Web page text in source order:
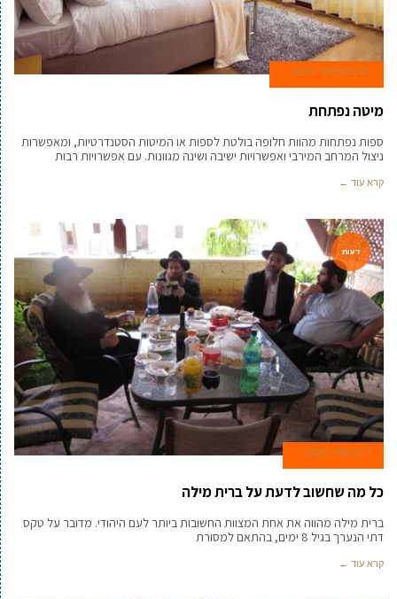
26 בפברואר 2024
מיטה נפתחת
ספות נפתחות מהוות חלופה בולטת לספות או המיטות הסטנדרטיות, ומאפשרות
ניצול המרחב המירבי ואפשרויות ישיבה ושינה מגוונות. עם אפשרויות רבות
קרא עוד ←
דעות
21 בינואר 2024
כל מה שחשוב לדעת על ברית מילה
ברית מילה מהווה את אחת המצוות החשובות ביותר לעם היהודי. מדובר על טקס
דתי הנערך בגיל 8 ימים, בהתאם למסורת
קרא עוד ←